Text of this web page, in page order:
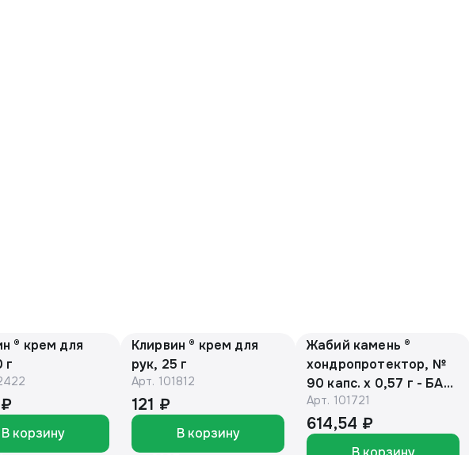
® крем для
г
В корзину
Клирвин ® крем для
рук, 25 г
Арт. 101812
121 ₽
В корзину
Жабий камень ®
хондропротектор, №
90 капс. х 0,57 г - БАД,
банка (ЕАС)
Арт. 101721
614,54 ₽